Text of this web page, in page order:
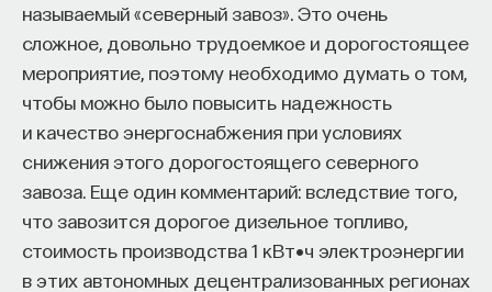
называемый «северный завоз». Это очень
сложное, довольно трудоемкое и дорогостоящее
мероприятие, поэтому необходимо думать о том,
чтобы можно было повысить надежность
и качество энергоснабжения при условиях
снижения этого дорогостоящего северного
завоза. Еще один комментарий: вследствие того,
что завозится дорогое дизельное топливо,
стоимость производства 1 кВт•ч электроэнергии
в этих автономных децентрализованных регионах
МЕДИЦИНА
651 публикация
МЕДИЦИНА СОН СОМНОЛОГИЯ
БЕССОННИЦА ЕСТЕСТВЕННЫЕ НАУКИ
ЖУРНАЛ НАУКА СНА
Вопрос: «Что думают люди вокруг тебя?» —
это очень сильная штука. Сократ не был
приговорен к смерти. Он был приговорен
к одному из двух вариантов: либо покинуть
Полис, либо выпить яд. Он выпил яд, и это
был обычный выбор человека в тех